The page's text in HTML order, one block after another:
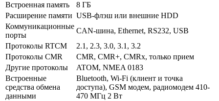
Встроенная память
8 ГБ
Расширение памяти USB-флэш или внешние HDD
Коммуникационные
порты
CAN-шина, Ethernet, RS232, USB
Протоколы RTCM
2.1, 2.3, 3.0, 3.1, 3.2
Протоколы CMR
CMR, CMR+, CMRx, только прием
Другие протоколы
ATOM, NMEA 0183
Встроенные
средства обмена
данными
Bluetooth, Wi-Fi (клиент и точка
доступа), GSM модем, радиомодем 410-
470 МГц 2 Вт